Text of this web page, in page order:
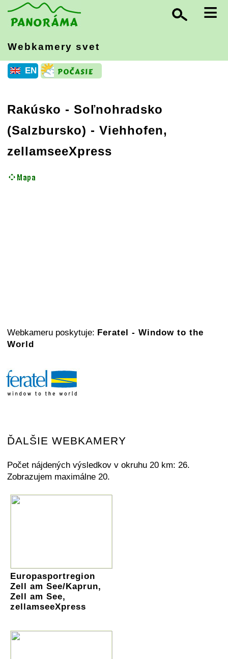
≡
Webkamery svet
EN
Rakúsko - Soľnohradsko
(Salzbursko) - Viehhofen,
zellamseeXpress
Webkameru poskytuje: Feratel - Window to the
World
ĎALŠIE WEBKAMERY
Počet nájdených výsledkov v okruhu 20 km: 26.
Zobrazujem maximálne 20.
Europasportregion
Zell am See/Kaprun,
Zell am See,
zellamseeXpress